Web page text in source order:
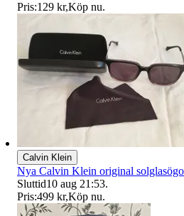
Pris:129 kr,Köp nu.
Calvin Klein
Nya Calvin Klein original
Sluttid10 aug 21:53.
Pris:499 kr,Köp nu.